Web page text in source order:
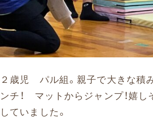
２歳児 パル組。親子で大きな積
ンチ！ マットからジャンプ！嬉し
していました。